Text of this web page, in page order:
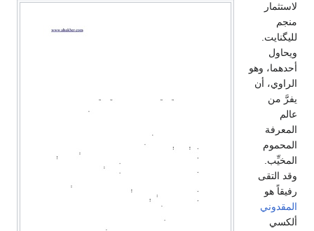
لاستثمار
منجم
لليگنايت.
ويحاول
أحدهما، وهو
الراوي، أن
يفرَّ من
عالم
المعرفة
المحموم
المخيِّب.
وقد التقى
رفيقاً هو
المقدوني
ألكسي